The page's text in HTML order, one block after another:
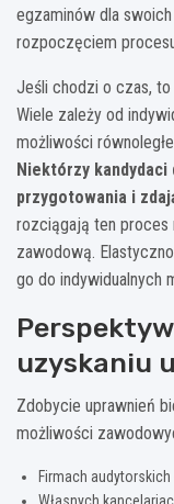
egzaminów dla
rozpoczęciem
Jeśli chodzi o czas,
Wiele zależy od
możliwości
Niektórzy
przygotowania i
rozciągają ten proces
zawodową.
go do indywidualnych
uzyskaniu
Zdobycie uprawnień
możliwości
Firmach